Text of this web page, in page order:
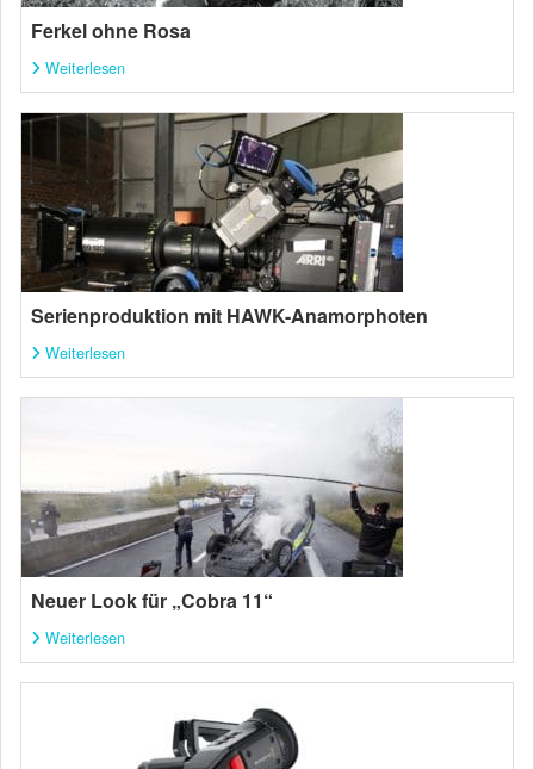
Ferkel ohne Rosa
Weiterlesen
Serienproduktion mit HAWK-Anamorphoten
Weiterlesen
Neuer Look für „Cobra 11“
Weiterlesen